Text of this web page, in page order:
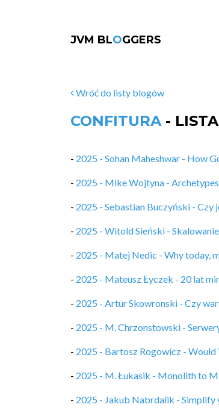
JVM BLOGGERS
Wróć do listy blogów
CONFITURA-
- 2025 - Sohan Maheshwar - How
- 2025 - Mike Wojtyna -
- 2025 - Sebastian Buczyński - Czy
- 2025 - Witold Sieński -
- 2025 - Matej Nedic - Why today,
- 2025 - Mateusz Łyczek - 20 lat
- 2025 - Artur Skowronski - Czy
- 2025 - M. Chrzonstowski -
- 2025 - Bartosz Rogowicz - Would
- 2025 - M. Łukasik - Monolith to
- 2025 - Jakub Nabrdalik - Simplify